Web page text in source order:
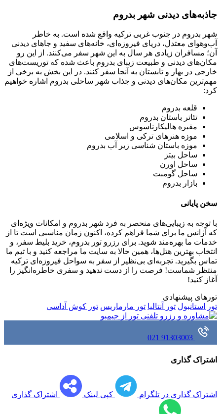
جاذبه‌های دیدنی شهر بدروم
شهر بدروم در جنوب غربی ترکیه واقع شده است. به خاطر
آب‌وهوای معتدل، دریای فیروزه‌ای، خانه‌های سفید و جاهای دیدنی
آن؛ مسافران زیادی هر سال به این شهر سفر می‌کنند. از این رو
مکان‌های دیدنی و طبیعت زیبای بدروم باعث شده که توریست‌های
خارجی در بهار و تابستان به آنجا سفر کنند. در این بخش به برخی از
مهم‌ترین مکان‌های دیدنی و جذاب شهر ساحلی بدروم اشاره خواهیم
کرد:
قلعه بدروم
تئاتر باستان بدروم
مقبره هالیکارناسوس
موزه هنرهای ترکی و اسلامی
موزه باستان شناسی زیر آب بدروم
ساحل بیتز
ساحل اورن
ساحل گومبت
بازار بدروم
سخن پایانی
با توجه به زیبایی‌های منحصر به فرد شهر بدروم و امکانات ویژه‌ای
که آژانس ما برای شما فراهم کرده، اکنون زمان مناسبی است تا از
خدمات ما بهره‌مند شوید. برای رزرو تور بدروم، خرید بلیط سفر، و
انتخاب بهترین هتل‌ها، همین حالا به سایت ما مراجعه کنید و با تیم ما
تماس بگیرید. تجربه‌ای بی‌نظیر از سفر به سواحل فیروزه‌ای ترکیه
منتظر شماست! فرصت را از دست ندهید و سفری خاطره‌انگیز را
آغاز کنید!
تورهای پیشنهادی
تور استانبول تور آنتالیا تور مارماریس تور کوش آداسی
91303003
021
اشتراک گذاری
اشتراک گذاری در تلگرام کپی لینک اشتراک گذاری